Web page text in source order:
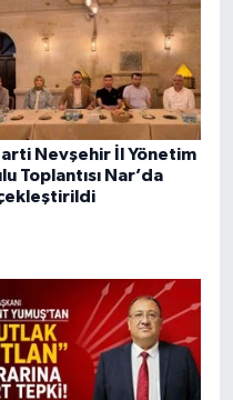
Nevşehir İl Yönetim
Toplantısı Nar’da